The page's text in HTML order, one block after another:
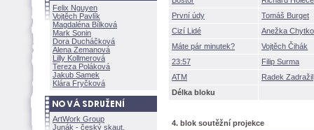
Felix Nguyen
Vojtěch Pavlík
Magdaléna Bílkov
Mark Sonin
Dora Ducháčkov
Alena Zemanov
Lilly Kollmerov
Tereza Polákov
Jakub Samek
Klára Fryčkov
ArtWork Group
Junák - český skaut,
První údy
Tomáš Burget
Cizí Lidé
Anežka
Máte pár minutek?
Vojtěch Čihák
23:57
Filip Surma
ATM
Radek Zadražil
Délka bloku
4. blok soutěžní projekce